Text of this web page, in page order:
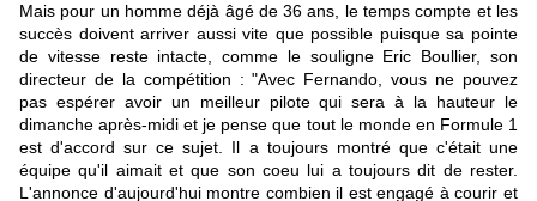
Mais pour un homme déjà âgé de 36 ans, le temps compte et les
succès doivent arriver aussi vite que possible puisque sa pointe
de vitesse reste intacte, comme le souligne Eric Boullier, son
directeur de la compétition : "Avec Fernando, vous ne pouvez
pas espérer avoir un meilleur pilote qui sera à la hauteur le
dimanche après-midi et je pense que tout le monde en Formule 1
est d'accord sur ce sujet. Il a toujours montré que c'était une
équipe qu'il aimait et que son coeu lui a toujours dit de rester.
L'annonce d'aujourd'hui montre combien il est engagé à courir et